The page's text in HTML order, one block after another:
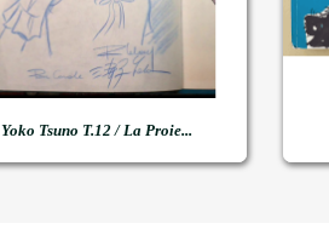
 Snel bekijken
Yoko Tsuno T.12 / La Proie...